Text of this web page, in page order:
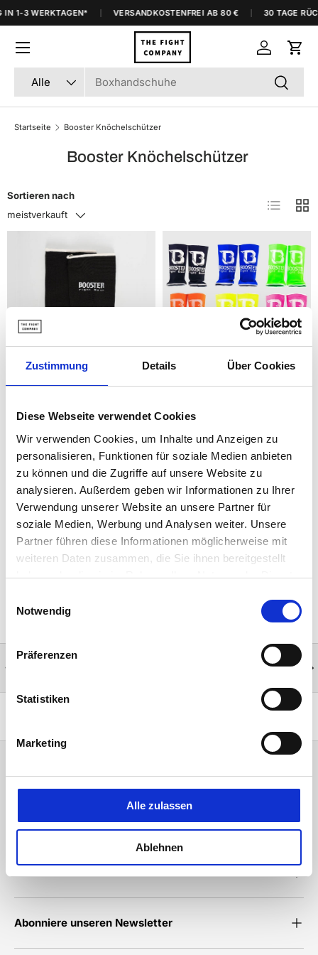
Zustimmung Details Über Cookies
Diese Webseite verwendet Cookies
Wir verwenden Cookies, um Inhalte und Anzeigen zu
personalisieren, Funktionen für soziale Medien anbieten
zu können und die Zugriffe auf unsere Website zu
analysieren. Außerdem geben wir Informationen zu Ihrer
Verwendung unserer Website an unsere Partner für
soziale Medien, Werbung und Analysen weiter. Unsere
Partner führen diese Informationen möglicherweise mit
weiteren Daten zusammen, die Sie ihnen bereitgestellt
haben oder die sie im Rahmen Ihrer Nutzung der Dienste
Notwendig
Präferenzen
Statistiken
Marketing
Alle zulassen
Ablehnen
Direkt zum Inhalt
IN 1-3 WERKTAGEN* VERSANDKOSTENFREI AB 80 € 30 TAGE
Alle Suchen
Einloggen
Startseite Booster Knöchelschützer
Booster Knöchelschützer
Sortieren nach
meistverkauft
Beliebte Kategorien
Boxhandschuhe Schienbeinschoner MMA Handschuhe
Über The Fight Company
Abonniere unseren Newsletter